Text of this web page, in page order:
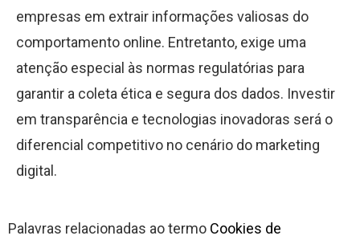
empresas em extrair informações valiosas do
comportamento online. Entretanto, exige uma
atenção especial às normas regulatórias para
garantir a coleta ética e segura dos dados. Investir
em transparência e tecnologias inovadoras será o
diferencial competitivo no cenário do marketing
digital.
Palavras relacionadas ao termo Cookies de